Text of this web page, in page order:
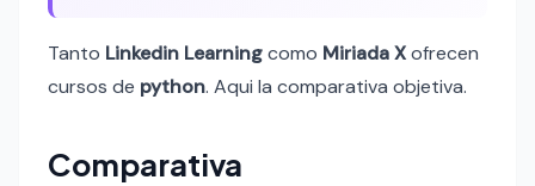
Tanto Linkedin Learningcomo Miriada Xofrecen
cursos de python. Aqui la comparativa objetiva.
Comparativa